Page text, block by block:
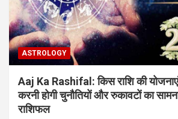
ASTROLOGY
Aaj Ka Rashifal: किस राशि की
करनी होगी चुनौतियों और रुकावटों का
राशिफल